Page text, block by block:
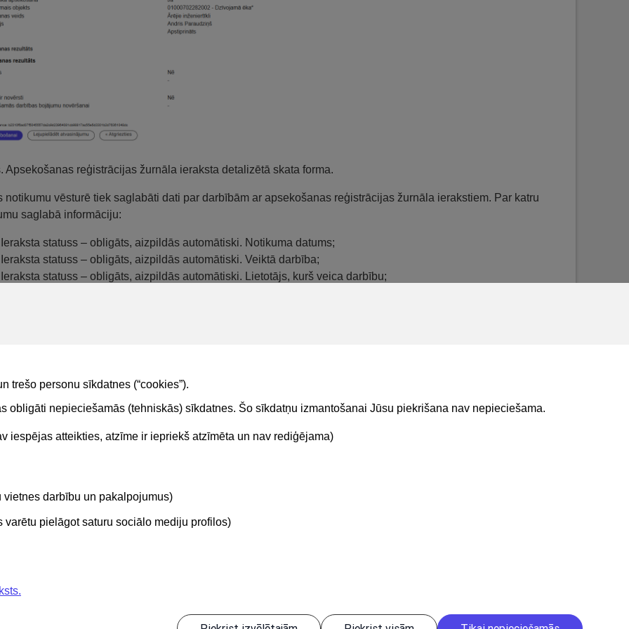
trešo personu sīkdatnes (“cookies”).
obligāti nepieciešamās (tehniskās) sīkdatnes. Šo sīkdatņu izmantošanai Jūsu piekrišana nav nepieciešama.
iespējas atteikties, atzīme ir iepriekš atzīmēta un nav rediģējama)
darbību un pakalpojumus)
pielāgot saturu sociālo mediju profilos)
Apsekošanas reģistrācijas žurnāla ieraksta detalizētā skata forma.
notikumu vēsturē tiek saglabāti dati par darbībām ar apsekošanas reģistrācijas žurnāla ierakstiem. Par katru
saglabā informāciju:
Ieraksta statuss – obligāts, aizpildās automātiski. Notikuma datums;
Ieraksta statuss – obligāts, aizpildās automātiski. Veiktā darbība;
Ieraksta statuss – obligāts, aizpildās automātiski. Lietotājs, kurš veica darbību;
BIS atbalsta dienesta tālrunis: